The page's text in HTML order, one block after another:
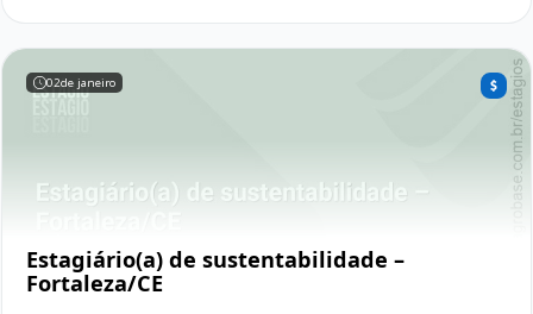
02de janeiro
Estagiário(a) de sustentabilidade –
Fortaleza/CE